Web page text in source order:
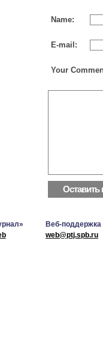
Name:
E-mail:
Your
Веб-поддержка
web@ptj.spb.ru